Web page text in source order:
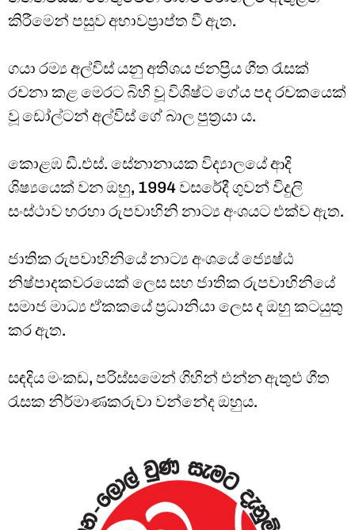
කිරීමෙන් පසුව අභාවප්‍රාප්ත වී ඇත.
ගයා රම්‍ය අල්විස් යනු අතිශය ජනප්‍රිය ගීත රැසක්
රචනා කළ මෙරට බිහි වූ විශිෂ්ට ගේය පද රචකයෙක්
වූ ඩෝල්ටන් අල්විස් ගේ බාල පුත්‍රයා ය.
කොළඹ ඩී.එස්. සේනානායක විද්‍යාලයේ ආදි
ශිෂ්‍යයෙක් වන ඔහු, 1994 වසරේදී ගුවන් විදුලි
සංස්ථාව හරහා රුපවාහිනි නාට්‍ය අංශයට එක්ව ඇත.
ජාතික රුපවාහිනියේ නාට්‍ය අංශයේ ජ්‍යෙෂ්ඨ
නිෂ්පාදකවරයෙක් ලෙස සහ ජාතික රුපවාහිනියේ
සමාජ මාධ්‍ය ඒකකයේ ප්‍රධානියා ලෙස ද ඔහු කටයුතු
කර ඇත.
සඳදිය මංකඩ, පරිස්සමෙන් ගිහින් එන්න ඇතුළු ගීත
රැසක නිර්මාණකරුවා වන්නේද ඔහුය.